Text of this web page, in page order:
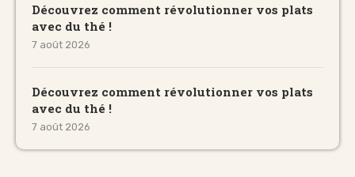
Découvrez comment révolutionner vos plats
avec du thé !
7 août 2026
Découvrez comment révolutionner vos plats
avec du thé !
7 août 2026